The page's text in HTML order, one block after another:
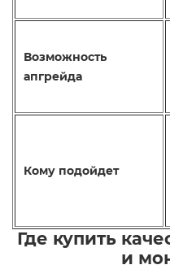
Возможность
апгрейда
Кому подойдет
Где купить
и